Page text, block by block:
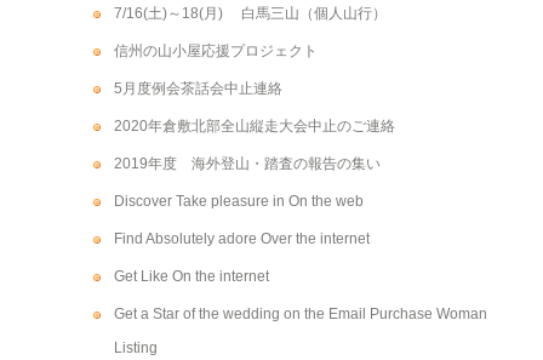
7/16(土)～18(月) 白馬三山（個人山行）
信州の山小屋応援プロジェクト
5月度例会茶話会中止連絡
2020年倉敷北部全山縦走大会中止のご連絡
2019年度 海外登山・踏査の報告の集い
Discover Take pleasure in On the web
Find Absolutely adore Over the internet
Get Like On the internet
Get a Star of the wedding on the Email Purchase Woman
Listing